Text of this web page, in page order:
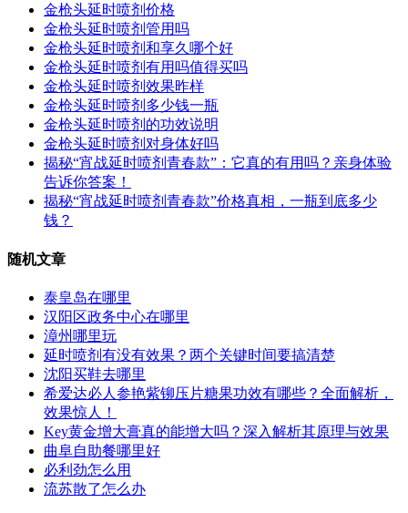
金枪头延时喷剂价格
金枪头延时喷剂管用吗
金枪头延时喷剂和享久哪个好
金枪头延时喷剂有用吗值得买吗
金枪头延时喷剂效果昨样
金枪头延时喷剂多少钱一瓶
金枪头延时喷剂的功效说明
金枪头延时喷剂对身体好吗
揭秘“宵战延时喷剂青春款”：它真的有用吗？亲身体验
告诉你答案！
揭秘“宵战延时喷剂青春款”价格真相，一瓶到底多少
钱？
随机文章
泰皇岛在哪里
汉阳区政务中心在哪里
漳州哪里玩
延时喷剂有没有效果？两个关键时间要搞清楚
沈阳买鞋去哪里
希爱达必人参艳紫铆压片糖果功效有哪些？全面解析，
效果惊人！
Key黄金增大膏真的能增大吗？深入解析其原理与效果‌
曲阜自助餐哪里好
必利劲怎么用
流苏散了怎么办